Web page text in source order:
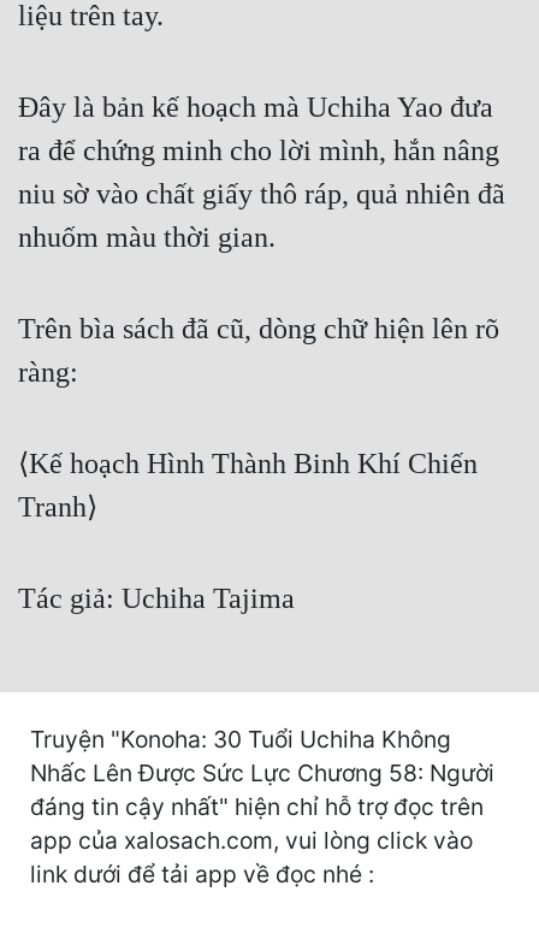
Cung Đấu
Cạnh Kỹ
Cổ Tiên Hiệp
Du Hí
Dã Sử
Dị Năng
Gia Đấu
Góc Nhìn Nữ
Huyền Ảo
Hài Hước
Hệ Thống
liệu trên tay.
Đây là bản kế hoạch mà Uchiha Yao đưa
ra để chứng minh cho lời mình, hắn nâng
niu sờ vào chất giấy thô ráp, quả nhiên đã
nhuốm màu thời gian.
Trên bìa sách đã cũ, dòng chữ hiện lên rõ
ràng:
⟨Kế hoạch Hình Thành Binh Khí Chiến
Tranh⟩
Tác giả: Uchiha Tajima
Truyện "Konoha: 30 Tuổi Uchiha Không
Nhấc Lên Được Sức Lực Chương 58: Người
đáng tin cậy nhất" hiện chỉ hỗ trợ đọc trên
app của xalosach.com, vui lòng click vào
link dưới để tải app về đọc nhé :